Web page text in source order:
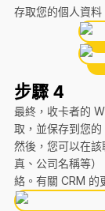
存取您的個人資料
步驟 4
最終，收卡者的
取，並保存到您的
然後，您可以在
真、公司名稱等
絡。有關 CRM 的